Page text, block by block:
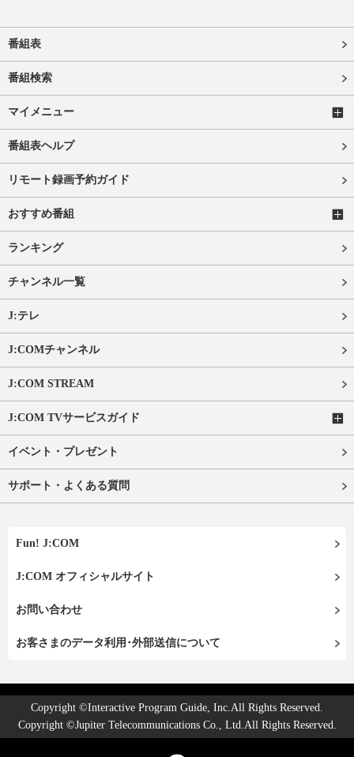
番組表
番組検索
マイメニュー
番組表ヘルプ
リモート録画予約ガイド
おすすめ番組
ランキング
チャンネル一覧
J:テレ
J:COMチャンネル
J:COM STREAM
J:COM TVサービスガイド
イベント・プレゼント
サポート・よくある質問
Fun! J:COM
J:COM オフィシャルサイト
お問い合わせ
お客さまのデータ利用･外部送信について
Copyright ©Interactive Program Guide, Inc.All Rights Reserved.
Copyright ©Jupiter Telecommunications Co., Ltd.All Rights Reserved.